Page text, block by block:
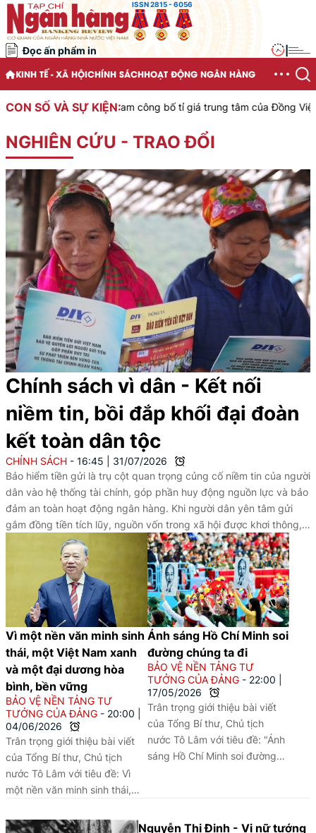
ISSN 2815 - 6056
Đọc ấn phẩm in
KINH TẾ - XÃ HỘICHÍNH SÁCHHOẠT ĐỘNG NGÂN HÀNG
CON SỐ VÀ SỰ KIỆN:
nước Việt Nam công bố tỉ giá trung tâm của Đồng Việt Nam với
NGHIÊN CỨU - TRAO ĐỔI
Chính sách vì dân - Kết nối
niềm tin, bồi đắp khối đại đoàn
kết toàn dân tộc
CHÍNH SÁCH 16:45
31/07/2026
Bảo hiểm tiền gửi là trụ cột quan trọng củng cố niềm tin của người
dân vào hệ thống tài chính, góp phần huy động nguồn lực và bảo
đảm an toàn hoạt động ngân hàng. Khi người dân yên tâm gửi
gắm đồng tiền tích lũy, nguồn vốn trong xã hội được khơi thông,
tạo thêm động lực cho đầu tư, sản xuất, kinh doanh và phát triển
Vì một nền văn minh sinh
thái, một Việt Nam xanh
và một đại dương hòa
bình, bền vững
BẢO VỆ NỀN TẢNG TƯ
TƯỞNG CỦA ĐẢNG
20:00
04/06/2026
Trân trọng giới thiệu bài viết
của Tổng Bí thư, Chủ tịch
nước Tô Lâm với tiêu đề: Vì
một nền văn minh sinh thái,
dương hòa bình, bền vững.
Ánh sáng Hồ Chí Minh soi
đường chúng ta đi
BẢO VỆ NỀN TẢNG TƯ
TƯỞNG CỦA ĐẢNG
22:00
17/05/2026
Trân trọng giới thiệu bài viết
của Tổng Bí thư, Chủ tịch
nước Tô Lâm với tiêu đề: "Ánh
sáng Hồ Chí Minh soi đường
Nguyễn Thị Định - Vị nữ tướng